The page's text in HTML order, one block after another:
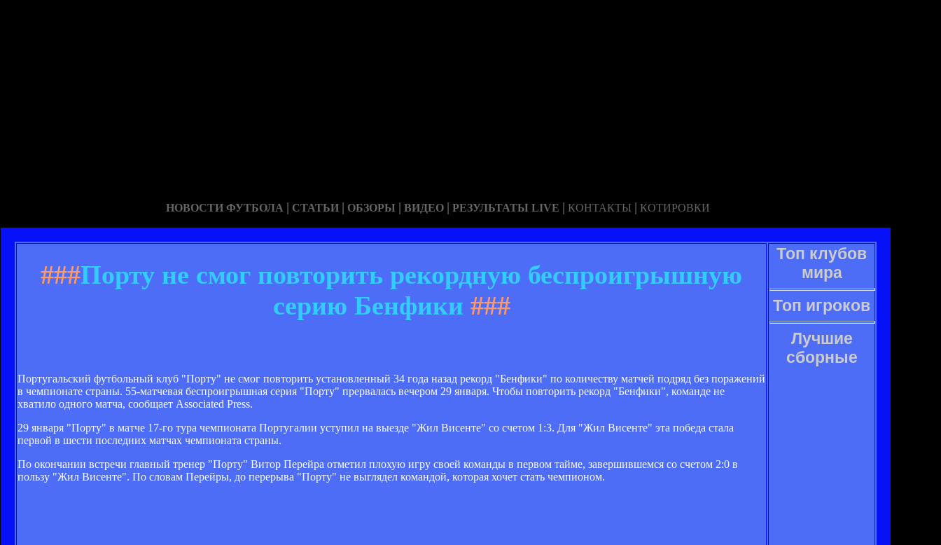
НОВОСТИ ФУТБОЛА | СТАТЬИ | ОБЗОРЫ | ВИДЕО | РЕЗУЛЬТАТЫ LIVE | КОНТАКТЫ | КОТИРОВКИ
###Порту не смог повторить рекордную беспроигрышную
серию Бенфики ###
Португальский футбольный клуб "Порту" не смог повторить установленный 34 года назад рекорд "Бенфики" по количеству матчей подряд без поражений
в чемпионате страны. 55-матчевая беспроигрышная серия "Порту" прервалась вечером 29 января. Чтобы повторить рекорд "Бенфики", команде не
хватило одного матча, сообщает Associated Press.
29 января "Порту" в матче 17-го тура чемпионата Португалии уступил на выезде "Жил Висенте" со счетом 1:3. Для "Жил Висенте" эта победа стала
первой в шести последних матчах чемпионата страны.
По окончании встречи главный тренер "Порту" Витор Перейра отметил плохую игру своей команды в первом тайме, завершившемся со счетом 2:0 в
пользу "Жил Висенте". По словам Перейры, до перерыва "Порту" не выглядел командой, которая хочет стать чемпионом.
Топ клубов
мира
Топ игроков
Лучшие
сборные